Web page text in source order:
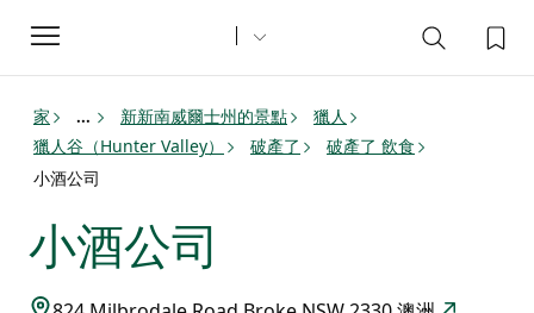
Toggle
navigation
家 ... 新新南威爾士州的景點
獵人
獵人谷（Hunter Valley）
破產了
破產了 飲食
小酒公司
小酒公司